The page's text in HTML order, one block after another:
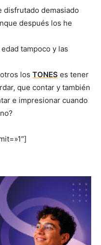
disfrutado demasiado
después los he
tampoco y las
los TONES es tener
que contar y también
e impresionar cuando